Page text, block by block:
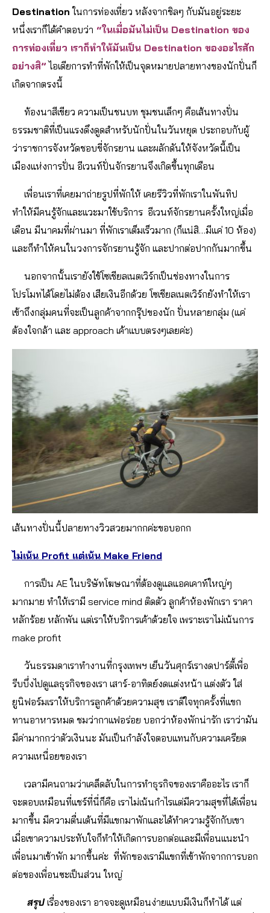
Destination ในการท่องเที่ยว หลังจากชิลๆ กับมันอยู่ระยะ
หนึ่งเราก็ได้คำตอบว่า “ในเมื่อมันไม่เป็น Destination ของ
การท่องเที่ยว เราก็ทำให้มันเป็น Destination ของอะไรสัก
อย่างสิ” ไอเดียการทำที่พักให้เป็นจุดหมายปลายทางของนักปั่นก็
เกิดจากตรงนี้
ท้องนาสีเขียว ความเป็นชนบท ชุมชนเล็กๆ คือเส้นทางปั่น
ธรรมชาติที่เป็นแรงดึงดูดสำหรับนักปั่นในวันหยุด ประกอบกับผู้
ว่าราชการจังหวัดชอบขี่จักรยาน และผลักดันให้จังหวัดนี้เป็น
เมืองแห่งการปั่น อีเวนท์ปั่นจักรยานจึงเกิดขึ้นทุกเดือน
เพื่อนเราที่เคยมาถ่ายรูปที่พักให้ เคยรีวิวที่พักเราในพันทิป
ทำให้มีคนรู้จักและแวะมาใช้บริการ อีเวนท์จักรยานครั้งใหญ่เมื่อ
เดือน มีนาคมที่ผ่านมา ที่พักเราเต็มเร็วมาก (ก็แน่สิ…มีแค่ 10 ห้อง)
และก็ทำให้คนในวงการจักรยานรู้จัก และปากต่อปากกันมากขึ้น
นอกจากนั้นเรายังใช้โซเชียลเนตเวิร์กเป็นช่องทางในการ
โปรโมทได้โดยไม่ต้อง เสียเงินอีกด้วย โซเชียลเนตเวิร์กยังทำให้เรา
เข้าถึงกลุ่มคนที่จะเป็นลูกค้าจากกรุ๊ปของนัก ปั่นหลายกลุ่ม (แค่
ต้องใจกล้า และ approach เค้าแบบตรงๆเลยค่ะ)
เส้นทางปั่นนี้ปลายทางวิวสวยมากกค่ะขอบอกก
ไม่เน้น Profit แต่เน้น Make Friend
การเป็น AE ในบริษัทโฆษณาที่ต้องดูแลแอคเคาท์ใหญ่ๆ
มากมาย ทำให้เรามี service mind ติดตัว ลูกค้าห้องพักเรา ราคา
หลักร้อย หลักพัน แต่เราให้บริการเค้าด้วยใจ เพราะเราไม่เน้นการ
make profit
วันธรรมดาเราทำงานที่กรุงเทพฯ เย็นวันศุกร์เรางดปาร์ตี้เพื่อ
รีบบึ่งไปดูแลธุรกิจของเรา เสาร์-อาทิตย์งดแต่งหน้า แต่งตัว ใส่
ยูนิฟอร์มเราให้บริการลูกค้าด้วยความสุข เราดีใจทุกครั้งที่แขก
ทานอาหารหมด ชมว่ากาแฟอร่อย บอกว่าห้องพักน่ารัก เราว่ามัน
มีค่ามากกว่าตัวเงินนะ มันเป็นกำลังใจตอบแทนกับความเครียด
ความเหนื่อยของเรา
เวลามีคนถามว่าเคล็ดลับในการทำธุรกิจของเราคืออะไร เราก็
จะตอบเหมือนที่แชร์ที่นี่ก็คือ เราไม่เน้นกำไรแต่มีความสุขที่ได้เพื่อน
มากขึ้น มีความตื่นเต้นที่มีแขกมาพักและได้ทำความรู้จักกับเขา
เมื่อเขาความประทับใจก็ทำให้เกิดการบอกต่อและมีเพื่อนแนะนำ
เพื่อนมาเข้าพัก มากขึ้นค่ะ ที่พักของเรามีแขกที่เข้าพักจากการบอก
ต่อของเพื่อนซะเป็นส่วน ใหญ่
สรุปเรื่องของเรา อาจจะดูเหมือนง่ายแบบมีเงินก็ทำได้ แต่